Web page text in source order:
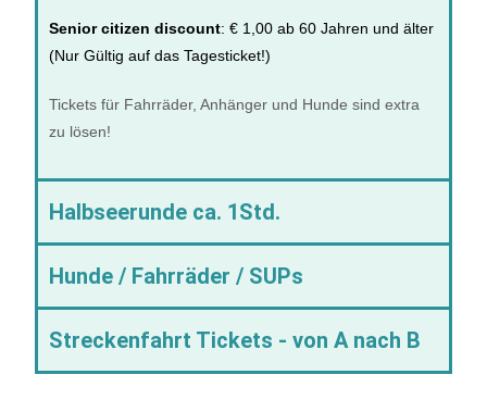
Senior citizen discount: € 1,00 ab 60 Jahren und älter
(Nur Gültig auf das Tagesticket!)
Tickets für Fahrräder, Anhänger und Hunde sind extra
zu lösen!
Halbseerunde ca. 1Std.
Hunde / Fahrräder / SUPs
Streckenfahrt Tickets - von A nach B